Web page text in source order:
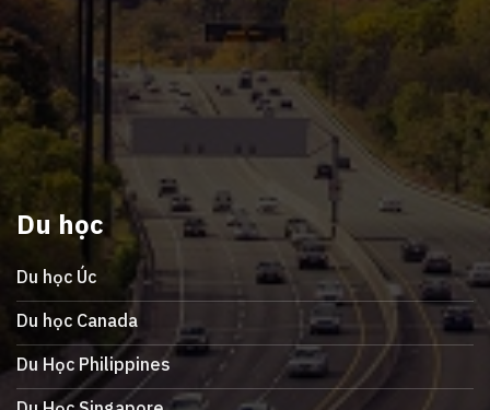
Du học
Du học Úc
Du học Canada
Du Học Philippines